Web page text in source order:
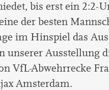
bis erst ein 2:2-
der besten
im Hinspiel das
unserer Ausstellung
VfL-Abwehrrecke
Amsterdam.